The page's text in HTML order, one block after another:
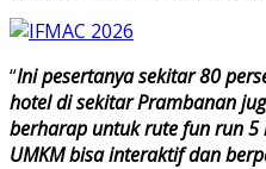
“Ini pesertanya sekitar 80
hotel di sekitar Prambanan
berharap untuk rute fun run
UMKM bisa interaktif dan